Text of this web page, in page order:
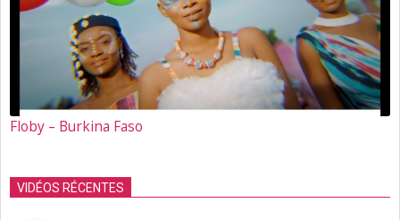
Floby – Burkina Faso
VIDÉOS RÉCENTES